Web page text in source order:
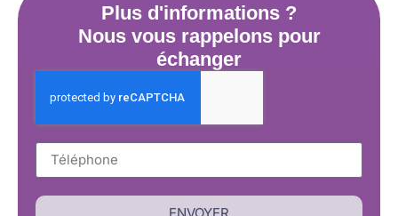
Plus d'informations ?
Nous vous rappelons pour
échanger